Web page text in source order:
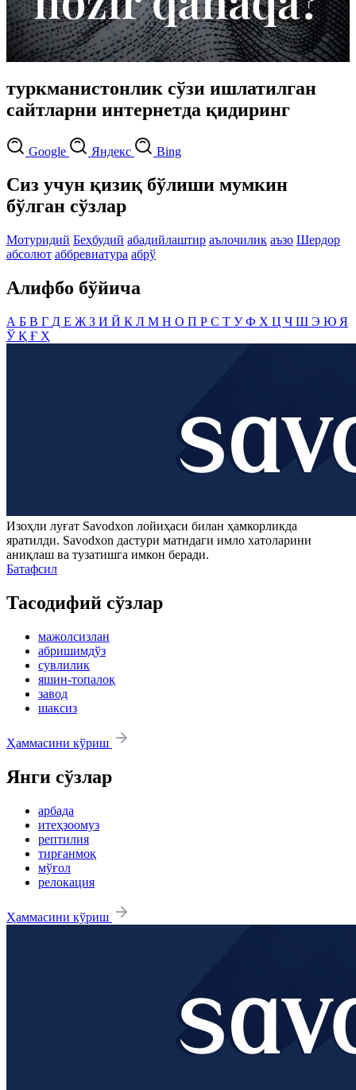
туркманистонлик сўзи ишлатилган
сайтларни интернетда қидиринг
Google Яндекс Bing
Сиз учун қизиқ бўлиши мумкин
бўлган сўзлар
Мотуридий Беҳбудий абадийлаштир аълочилик аъзо Шердор
абсолют аббревиатура абрў
Алифбо бўйича
А Б В Г Д Е Ж З И Й К Л М Н О П Р С Т УФ Х Ц Ч Ш Э Ю Я
ЎҚ Ғ Ҳ
Изоҳли луғат Savodxon лойиҳаси билан ҳамкорликда
яратилди. Savodxon дастури матндаги имло хатоларини
аниқлаш ва тузатишга имкон беради.
Батафсил
Тасодифий сўзлар
мажолсизлан
абришимдўз
сувлилик
яшин-топалоқ
завод
шаксиз
Ҳаммасини кўриш
Янги сўзлар
арбада
итеҳзоомуз
рептилия
тирғанмоқ
мўғол
релокация
Ҳаммасини кўриш